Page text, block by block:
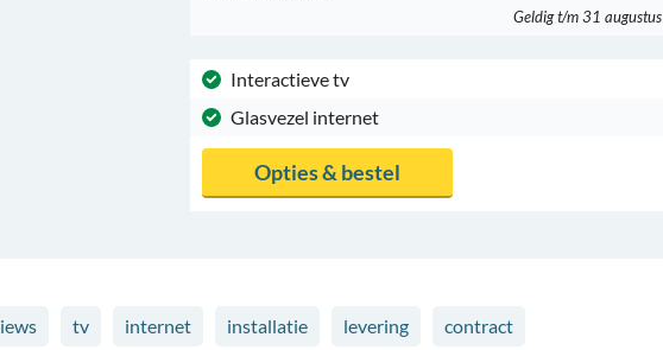
Geldig t/m 31
Interactieve tv
Glasvezel internet
Opties & bestel
tv internet installatie levering contract